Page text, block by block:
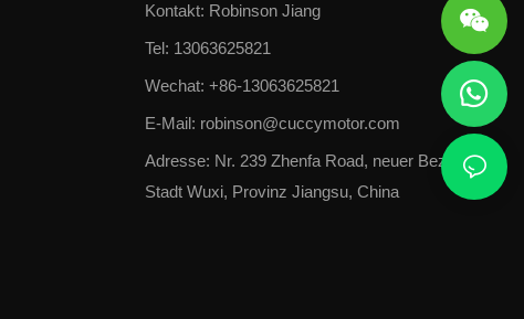
Kontakt: Robinson Jiang
Tel: 13063625821
Wechat: +86-13063625821
E-Mail: robinson@cuccymotor.com
Adresse: Nr. 239 Zhenfa Road, neuer Bezirk,
Stadt Wuxi, Provinz Jiangsu, China